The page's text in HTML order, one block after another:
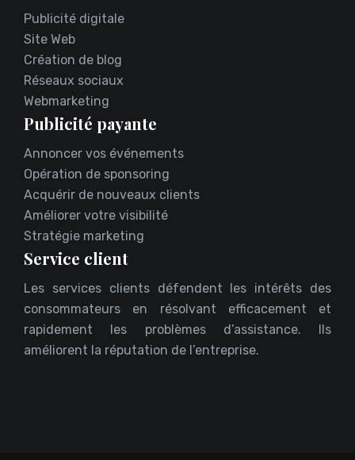
Publicité digitale
Site Web
Création de blog
Réseaux sociaux
Webmarketing
Publicité payante
Annoncer vos événements
Opération de sponsoring
Acquérir de nouveaux clients
Améliorer votre visibilité
Stratégie marketing
Service client
Les services clients défendent les intérêts des
consommateurs en résolvant efficacement et
rapidement les problèmes d’assistance. Ils
améliorent la réputation de l’entreprise.